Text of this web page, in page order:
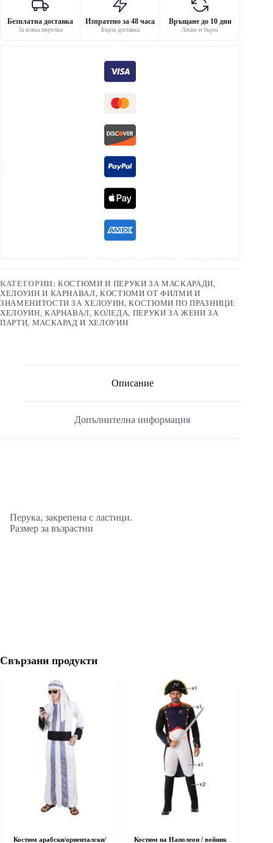
Безплатна доставка
За всяка поръчка
Изпратено за 48 часа
Бърза доставка
Връщане до 10 дни
Лесно и бързо
КАТЕГОРИИ:КОСТЮМИ И ПЕРУКИ ЗА МАСКАРАДИ,
ХЕЛОУИН И КАРНАВАЛ,КОСТЮМИ ОТ ФИЛМИ И
ЗНАМЕНИТОСТИ ЗА ХЕЛОУИН,КОСТЮМИ ПО ПРАЗНИЦИ:
ХЕЛОУИН, КАРНАВАЛ, КОЛЕДА, ПЕРУКИ ЗА ЖЕНИ ЗА
ПАРТИ, МАСКАРАД И ХЕЛОУИН
Описание
Допълнителна информация
Перука, закрепена с ластици.
Размер за възрастни
Свързани продукти
Костюм арабски/ориенталски/ Костюм на Наполеон / войник